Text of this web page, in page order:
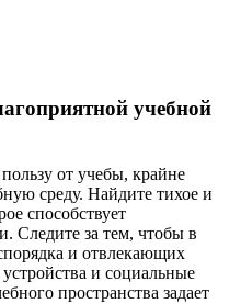
учебной
от учебы, крайне
среду. Найдите тихое и
способствует
Следите за тем, чтобы в
и отвлекающих
и социальные
пространства задает